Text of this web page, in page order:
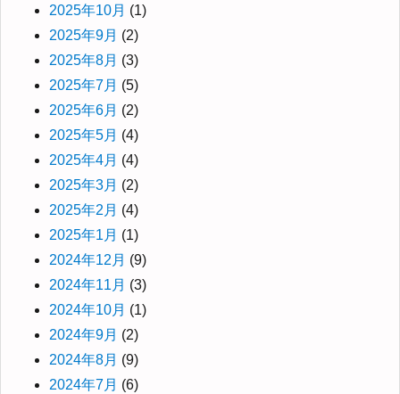
2025年10月 (1)
2025年9月 (2)
2025年8月 (3)
2025年7月 (5)
2025年6月 (2)
2025年5月 (4)
2025年4月 (4)
2025年3月 (2)
2025年2月 (4)
2025年1月 (1)
2024年12月 (9)
2024年11月 (3)
2024年10月 (1)
2024年9月 (2)
2024年8月 (9)
2024年7月 (6)